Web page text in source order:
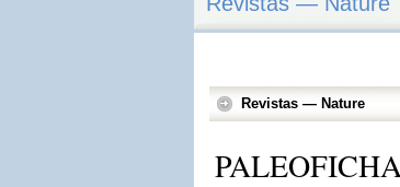
Revistas — Nature